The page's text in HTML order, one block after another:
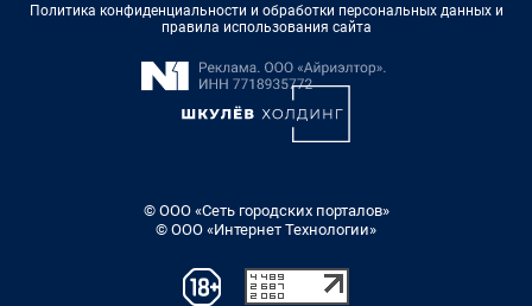
Политика конфиденциальности и обработки персональных данных и
правила использования сайта
© ООО «Сеть городских порталов»
© ООО «Интернет Технологии»